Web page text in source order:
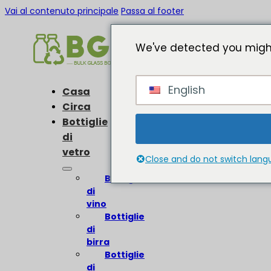
Vai al contenuto principale Passa al footer
Casa
Circa
Bottiglie
di
vetro
Bottiglie
di
vino
Bottiglie
di
birra
Bottiglie
di
We've detected you
English
Close and do not switch